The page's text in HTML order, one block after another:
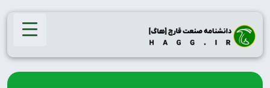
Skip
content